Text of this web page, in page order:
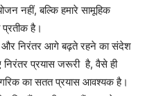
नहीं, बल्कि हमारे सामूहिक
है।
और निरंतर आगे बढ़ते रहने का संदेश
प्रयास जरूरी है, वैसे ही
का सतत प्रयास आवश्यक है।